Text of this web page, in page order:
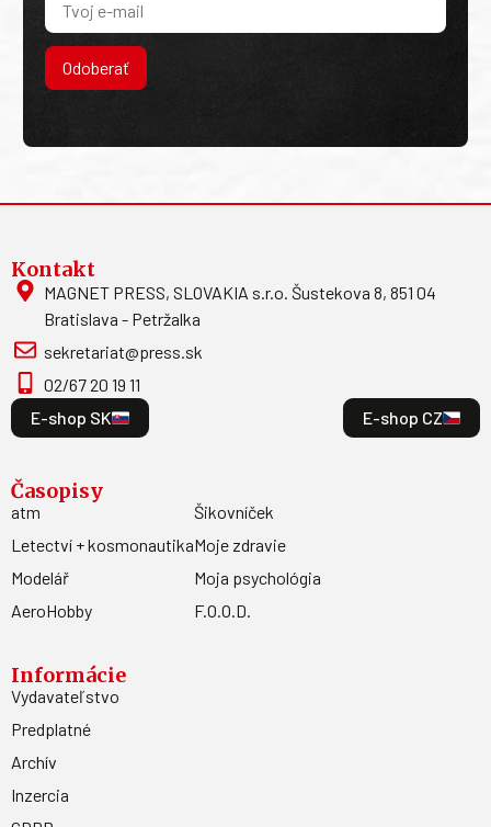
Odoberať
Kontakt
MAGNET PRESS, SLOVAKIA s.r.o. Šustekova 8, 851 04
Bratislava - Petržalka
sekretariat@press.sk
02/67 20 19 11
E-shop SK
E-shop CZ
Časopisy
atm
Letectví + kosmonautika
Modelář
AeroHobby
Šikovníček
Moje zdravie
Moja psychológia
F.O.O.D.
Informácie
Vydavateľstvo
Predplatné
Archív
Inzercia